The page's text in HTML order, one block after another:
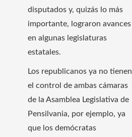
disputados y, quizás lo más
importante, lograron avances
en algunas legislaturas
estatales.
Los republicanos ya no tienen
el control de ambas cámaras
de la Asamblea Legislativa de
Pensilvania, por ejemplo, ya
que los demócratas